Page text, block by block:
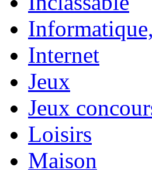
Internet
Jeux
Jeux
Loisirs
Maison